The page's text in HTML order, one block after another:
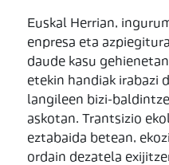
Euskal Herrian,
enpresa eta
daude kasu
etekin handiak irabazi
langileen bizi-
askotan. Trantsizio
eztabaida betean,
ordain dezatela